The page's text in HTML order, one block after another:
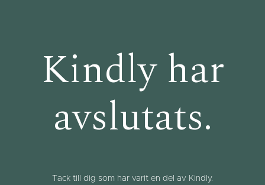
Kindly har
avslutats.
Tack till dig som har varit en del av Kindly.